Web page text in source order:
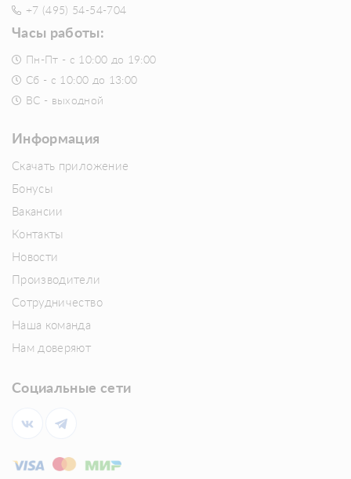
+7 (495) 54-54-704
Часы работы:
Пн-Пт - с 10:00 до 19:00
Сб - с 10:00 до 13:00
ВС - выходной
Информация
Скачать приложение
Бонусы
Вакансии
Контакты
Новости
Производители
Сотрудничество
Наша команда
Нам доверяют
Социальные сети